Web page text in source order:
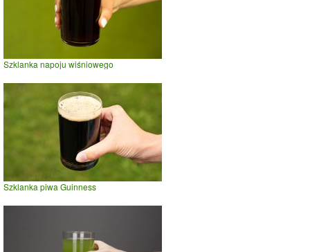
Szklanka napoju wiśniowego
Szklanka piwa Guinness